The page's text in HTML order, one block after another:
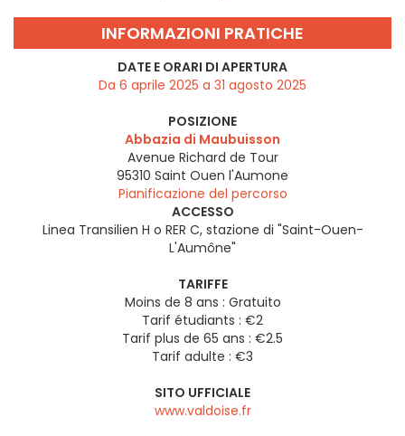
INFORMAZIONI PRATICHE
DATE E ORARI DI APERTURA
Da 6 aprile 2025 a 31 agosto 2025
POSIZIONE
Abbazia di Maubuisson
Avenue Richard de Tour
95310 Saint Ouen l'Aumone
Pianificazione del percorso
ACCESSO
Linea Transilien H o RER C, stazione di "Saint-Ouen-
L'Aumône"
TARIFFE
Moins de 8 ans : Gratuito
Tarif étudiants : €2
Tarif plus de 65 ans : €2.5
Tarif adulte : €3
SITO UFFICIALE
www.valdoise.fr